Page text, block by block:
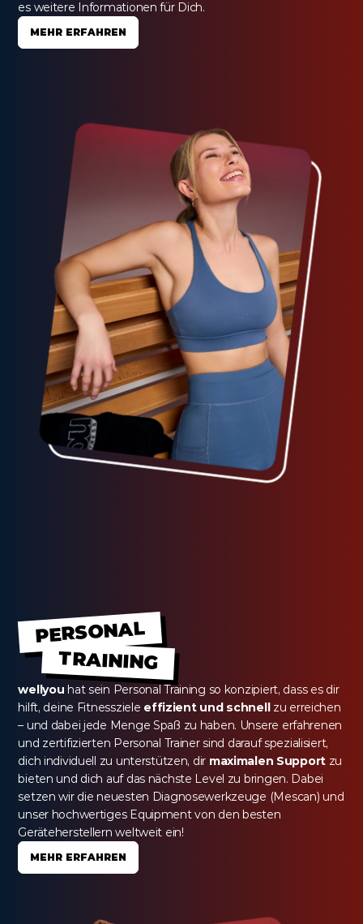
es weitere Informationen für Dich.
MEHR ERFAHREN
PERSONAL
TRAINING
wellyou hat sein Personal Training so konzipiert, dass es dir
hilft, deine Fitnessziele effizient und schnell zu erreichen
– und dabei jede Menge Spaß zu haben. Unsere erfahrenen
und zertifizierten Personal Trainer sind darauf spezialisiert,
dich individuell zu unterstützen, dir maximalen Support zu
bieten und dich auf das nächste Level zu bringen. Dabei
setzen wir die neuesten Diagnosewerkzeuge (Mescan) und
unser hochwertiges Equipment von den besten
Geräteherstellern weltweit ein!
MEHR ERFAHREN